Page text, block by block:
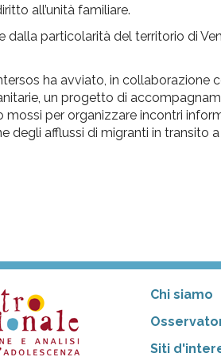
all’unità familiare.
dalla particolarità del territorio di
ha avviato, in
un progetto di
mossi per organizzare incontri
degli afflussi di migranti in transito
Chi siamo
Siti